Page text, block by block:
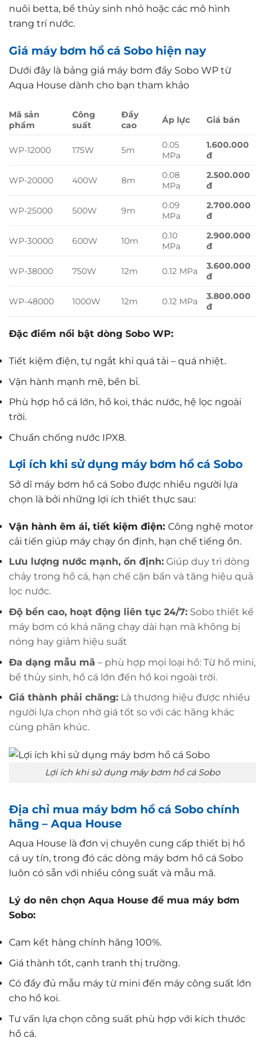
nuôi betta, bể thủy sinh nhỏ hoặc các mô hình
trang trí nước.
Giá máy bơm hồ cá Sobo hiện nay
Dưới đây là bảng giá máy bơm đẩy Sobo WP từ
Aqua House dành cho bạn tham khảo
Mã sản
phẩm
Công
suất
Đẩy
cao
Áp lực Giá bán
WP-12000 175W 5m
0.05
MPa
1.600.000
đ
WP-20000 400W 8m
0.08
MPa
2.500.000
đ
WP-25000 500W 9m
0.09
MPa
2.700.000
đ
WP-30000 600W 10m
0.10
MPa
2.900.000
đ
WP-38000 750W 12m 0.12 MPa
3.600.000
đ
WP-48000 1000W 12m 0.12 MPa
3.800.000
đ
Đặc điểm nổi bật dòng Sobo WP:
Tiết kiệm điện, tự ngắt khi quá tải – quá nhiệt.
Vận hành mạnh mẽ, bền bỉ.
Phù hợp hồ cá lớn, hồ koi, thác nước, hệ lọc ngoài
trời.
Chuẩn chống nước IPX8.
Lợi ích khi sử dụng máy bơm hồ cá Sobo
Sở dĩ máy bơm hồ cá Sobo được nhiều người lựa
chọn là bởi những lợi ích thiết thực sau:
Vận hành êm ái, tiết kiệm điện: Công nghệ motor
cải tiến giúp máy chạy ổn định, hạn chế tiếng ồn.
Lưu lượng nước mạnh, ổn định: Giúp duy trì dòng
chảy trong hồ cá, hạn chế cặn bẩn và tăng hiệu quả
lọc nước.
Độ bền cao, hoạt động liên tục 24/7: Sobo thiết kế
máy bơm có khả năng chạy dài hạn mà không bị
nóng hay giảm hiệu suất
Đa dạng mẫu mã – phù hợp mọi loại hồ: Từ hồ mini,
bể thủy sinh, hồ cá lớn đến hồ koi ngoài trời.
Giá thành phải chăng: Là thương hiệu được nhiều
người lựa chọn nhờ giá tốt so với các hãng khác
cùng phân khúc.
Lợi ích khi sử dụng máy bơm hồ cá Sobo
Địa chỉ mua máy bơm hồ cá Sobo chính
hãng – Aqua House
Aqua House là đơn vị chuyên cung cấp thiết bị hồ
cá uy tín, trong đó các dòng máy bơm hồ cá Sobo
luôn có sẵn với nhiều công suất và mẫu mã.
Lý do nên chọn Aqua House để mua máy bơm
Sobo:
Cam kết hàng chính hãng 100%.
Giá thành tốt, cạnh tranh thị trường.
Có đầy đủ mẫu máy từ mini đến máy công suất lớn
cho hồ koi.
Tư vấn lựa chọn công suất phù hợp với kích thước
hồ cá.